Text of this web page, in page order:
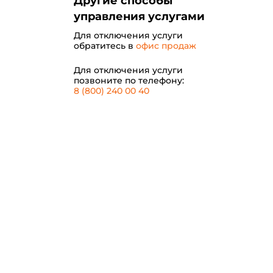
управления услугами
Для отключения услуги
обратитесь в офис продаж
Для отключения услуги
позвоните по телефону:
8 (800) 240 00 40